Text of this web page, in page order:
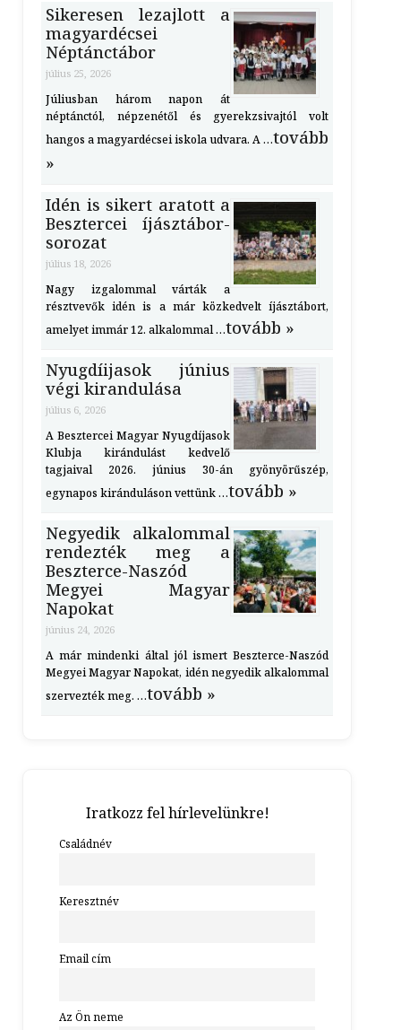
Sikeresen lezajlott a
magyardécsei
Néptánctábor
július 25, 2026
Júliusban három napon át
néptánctól, népzenétől és gyerekzsivajtól volt
hangos a magyardécsei iskola udvara. A …tovább
»
Idén is sikert aratott a
Besztercei íjásztábor-
sorozat
július 18, 2026
Nagy izgalommal várták a
résztvevők idén is a már közkedvelt íjásztábort,
amelyet immár 12. alkalommal …tovább »
Nyugdíijasok június
végi kirandulása
július 6, 2026
A Besztercei Magyar Nyugdíjasok
Klubja kirándulást kedvelő
tagjaival 2026. június 30-án gyönyörűszép,
egynapos kiránduláson vettünk …tovább »
Negyedik alkalommal
rendezték meg a
Beszterce-Naszód
Megyei Magyar
Napokat
június 24, 2026
A már mindenki által jól ismert Beszterce-Naszód
Megyei Magyar Napokat, idén negyedik alkalommal
szervezték meg. …tovább »
Iratkozz fel hírlevelünkre!
Családnév
Keresztnév
Email cím
Az Ön neme